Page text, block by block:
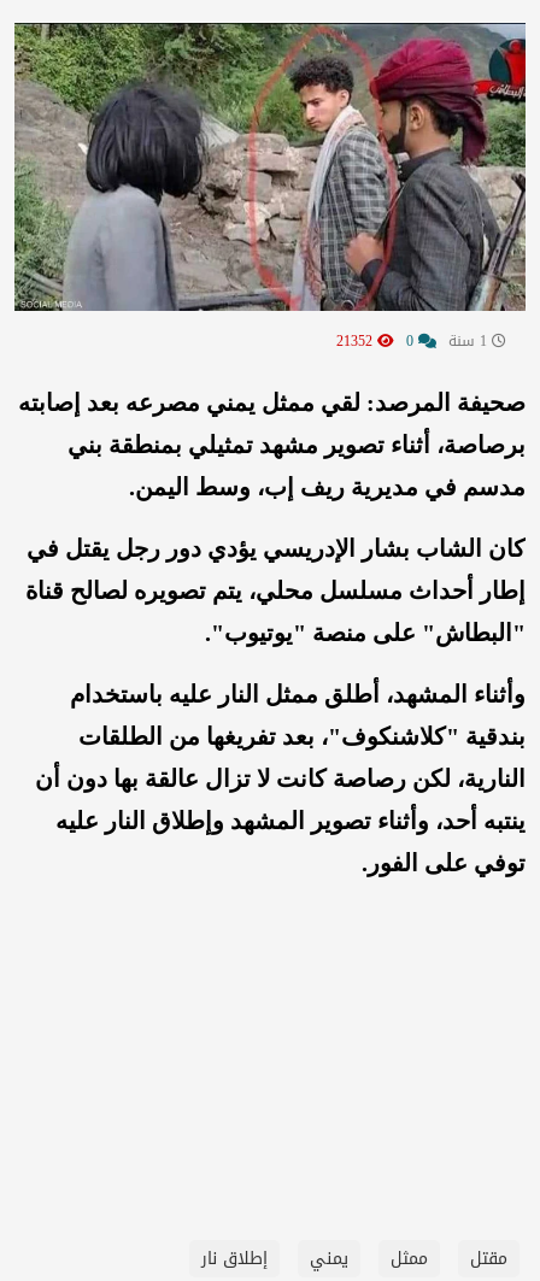
صحيفة المرصد: لقي ممثل يمني مصرعه بعد إصابته
برصاصة، أثناء تصوير مشهد تمثيلي بمنطقة بني
مدسم في مديرية ريف إب، وسط اليمن.
كان الشاب بشار الإدريسي يؤدي دور رجل يقتل في
إطار أحداث مسلسل محلي، يتم تصويره لصالح قناة
"البطاش" على منصة "يوتيوب".
وأثناء المشهد، أطلق ممثل النار عليه باستخدام
بندقية "كلاشنكوف"، بعد تفريغها من الطلقات
النارية، لكن رصاصة كانت لا تزال عالقة بها دون أن
ينتبه أحد، وأثناء تصوير المشهد وإطلاق النار عليه
توفي على الفور.
مقتل ممثل يمني إطلاق نار